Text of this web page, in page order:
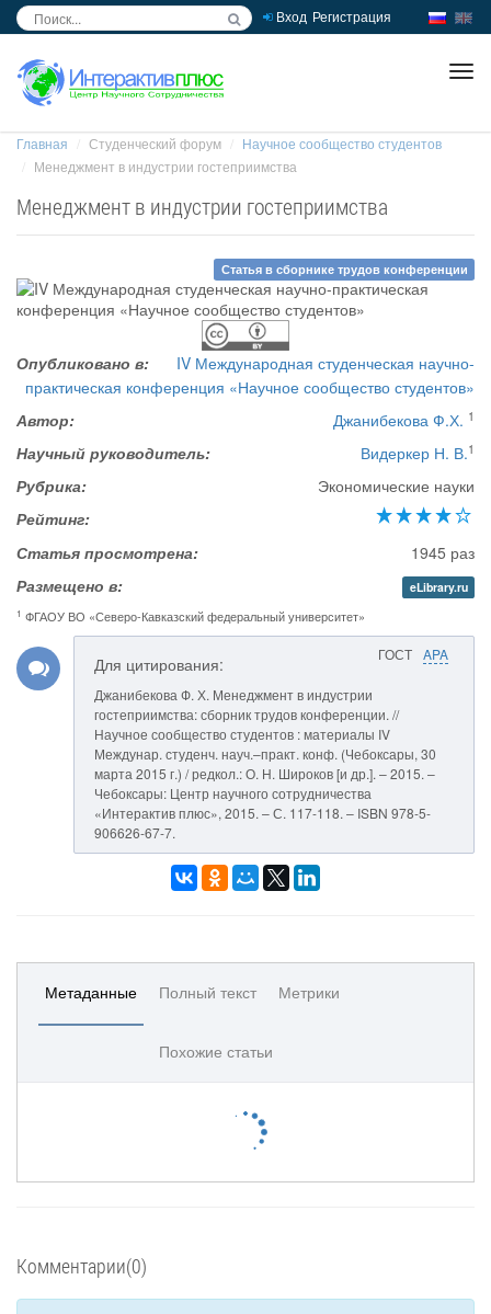
Вход Регистрация
Главная Студенческий форум
Научное сообщество студентов
Менеджмент в индустрии гостеприимства
Менеджмент в индустрии гостеприимства
Статья в сборнике трудов конференции
Опубликовано в:
IV Международная студенческая научно-
практическая конференция «Научное сообщество студентов»
Автор:
Джанибекова Ф.Х. 1
Научный руководитель: Видеркер Н. В.1
Рубрика:
Экономические науки
Рейтинг:
Статья просмотрена:
1945 раз
Размещено в:
eLibrary.ru
1 ФГАОУ ВО «Северо-Кавказский федеральный университет»
ГОСТ APA
Для цитирования:
Джанибекова Ф. Х. Менеджмент в индустрии
гостеприимства: сборник трудов конференции. //
Научное сообщество студентов : материалы IV
Междунар. студенч. науч.–практ. конф. (Чебоксары, 30
марта 2015 г.) / редкол.: О. Н. Широков [и др.]. – 2015. –
Чебоксары: Центр научного сотрудничества
«Интерактив плюс», 2015. – С. 117-118. – ISBN 978-5-
906626-67-7.
Метаданные Полный текст Метрики
Похожие статьи
Комментарии(0)